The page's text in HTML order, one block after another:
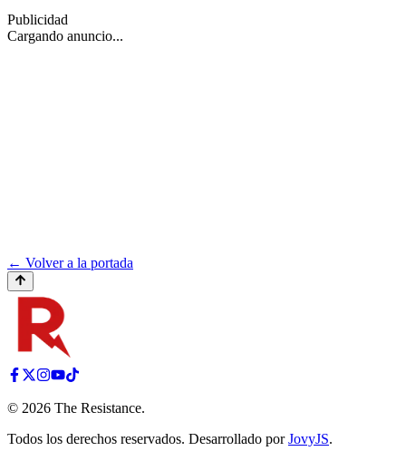
Publicidad
Cargando anuncio...
← Volver a la portada
© 2026 The Resistance.
Todos los derechos reservados. Desarrollado por JovyJS.